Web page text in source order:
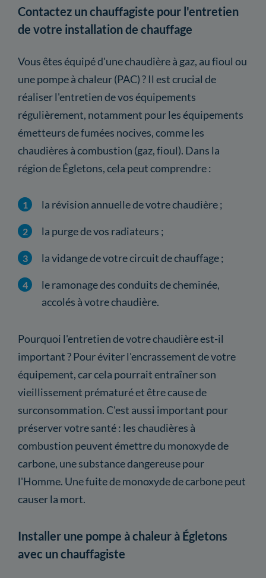
Contactez un chauffagiste pour l'entretien
de votre installation de chauffage
Vous êtes équipé d'une chaudière à gaz, au fioul ou
une pompe à chaleur (PAC) ? Il est crucial de
réaliser l'entretien de vos équipements
régulièrement, notamment pour les équipements
émetteurs de fumées nocives, comme les
chaudières à combustion (gaz, fioul). Dans la
région de Égletons, cela peut comprendre :
la révision annuelle de votre chaudière ;
la purge de vos radiateurs ;
la vidange de votre circuit de chauffage ;
le ramonage des conduits de cheminée,
accolés à votre chaudière.
Pourquoi l'entretien de votre chaudière est-il
important ? Pour éviter l'encrassement de votre
équipement, car cela pourrait entraîner son
vieillissement prématuré et être cause de
surconsommation. C'est aussi important pour
préserver votre santé : les chaudières à
combustion peuvent émettre du monoxyde de
carbone, une substance dangereuse pour
l'Homme. Une fuite de monoxyde de carbone peut
causer la mort.
Installer une pompe à chaleur à Égletons
avec un chauffagiste